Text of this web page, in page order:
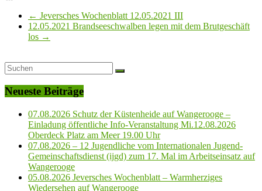
← Jeversches Wochenblatt 12.05.2021 III
12.05.2021 Brandseeschwalben legen mit dem Brutgeschäft
los →
Neueste Beiträge
07.08.2026 Schutz der Küstenheide auf Wangerooge –
Einladung öffentliche Info-Veranstaltung Mi.12.08.2026
Oberdeck Platz am Meer 19.00 Uhr
07.08.2026 – 12 Jugendliche vom Internationalen Jugend-
Gemeinschaftsdienst (ijgd) zum 17. Mal im Arbeitseinsatz auf
Wangerooge
05.08.2026 Jeversches Wochenblatt – Warmherziges
Wiedersehen auf Wangerooge